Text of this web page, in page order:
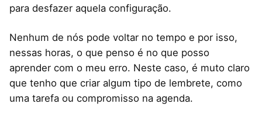
para desfazer aquela configuração.
Nenhum de nós pode voltar no tempo e por isso,
nessas horas, o que penso é no que posso
aprender com o meu erro. Neste caso, é muto claro
que tenho que criar algum tipo de lembrete, como
uma tarefa ou compromisso na agenda.